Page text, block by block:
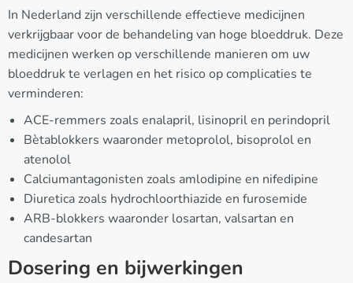
In Nederland zijn verschillende effectieve medicijnen
verkrijgbaar voor de behandeling van hoge bloeddruk. Deze
medicijnen werken op verschillende manieren om uw
bloeddruk te verlagen en het risico op complicaties te
verminderen:
ACE-remmers zoals enalapril, lisinopril en perindopril
Bètablokkers waaronder metoprolol, bisoprolol en
atenolol
Calciumantagonisten zoals amlodipine en nifedipine
Diuretica zoals hydrochloorthiazide en furosemide
ARB-blokkers waaronder losartan, valsartan en
candesartan
Dosering en bijwerkingen